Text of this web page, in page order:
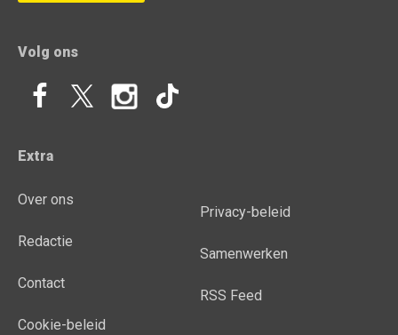
Volg ons
Extra
Over ons
Redactie
Contact
Cookie-beleid
Privacy-beleid
Samenwerken
RSS Feed